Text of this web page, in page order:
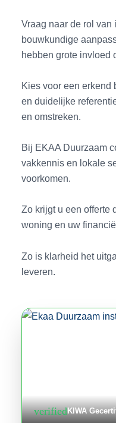
Vraag naar de rol
bouwkundige
hebben grote invloed
Kies voor een erkend
en duidelijke
en omstreken.
Bij EKAA Duurzaam
vakkennis en lokale
voorkomen.
Zo krijgt u een offerte
woning en uw
Zo is klarheid het
leveren.
verifiedKIWA